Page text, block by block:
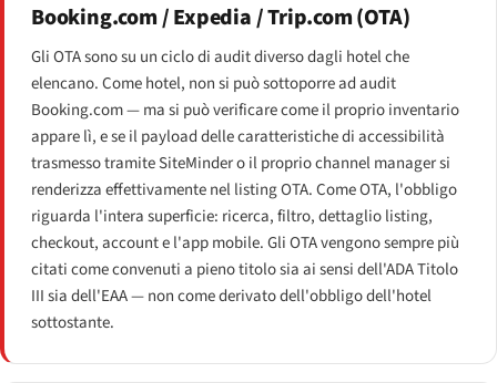
Booking.com / Expedia / Trip.com (OTA)
Gli OTA sono su un ciclo di audit diverso dagli hotel che
elencano. Come hotel, non si può sottoporre ad audit
Booking.com — ma si può verificare come il proprio inventario
appare lì, e se il payload delle caratteristiche di accessibilità
trasmesso tramite SiteMinder o il proprio channel manager si
renderizza effettivamente nel listing OTA. Come OTA, l'obbligo
riguarda l'intera superficie: ricerca, filtro, dettaglio listing,
checkout, account e l'app mobile. Gli OTA vengono sempre più
citati come convenuti a pieno titolo sia ai sensi dell'ADA Titolo
III sia dell'EAA — non come derivato dell'obbligo dell'hotel
sottostante.